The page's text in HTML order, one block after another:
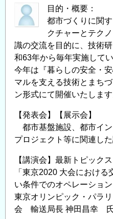
内
12/14「国
仲
裁
セ
ミ
ナ
ー」
＠
福
初
開
催！
の
目的・概要：
都市づくりに関
クチャーとテク
識の交流を目的に、技術
和63年から毎年実施してい
今年は『暮らしの安全・
マルを支える技術とまち
ン形式にて開催いたします
【発表会】【展示会】
都市基盤施設、都市イ
プロジェクト等に関連し
【講演会】最新トピックス
「東京2020 大会におけ
い条件でのオペレーショ
東京オリンピック・パラ
会 輸送局長 神田昌幸 氏